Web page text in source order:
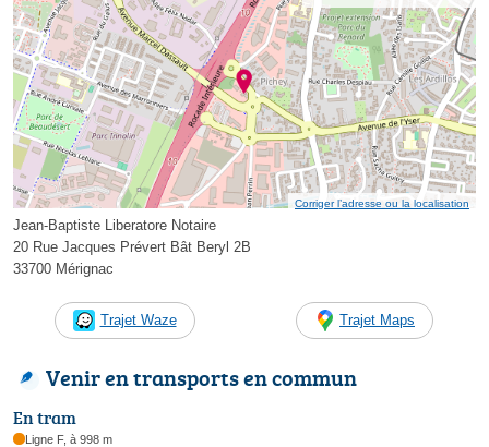
Corriger l’adresse ou la localisation
Jean-Baptiste Liberatore Notaire
20 Rue Jacques Prévert Bât Beryl 2B
33700 Mérignac
Trajet Waze Trajet Maps
Venir en transports en commun
En tram
Ligne F, à 998 m